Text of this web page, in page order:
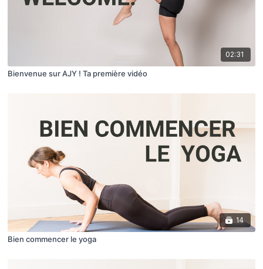
02:31
Bienvenue sur AJY ! Ta première vidéo
14
Bien commencer le yoga